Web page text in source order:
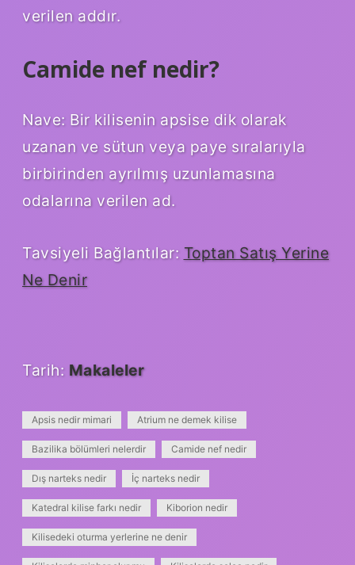
verilen addır.
Camide nef nedir?
Nave: Bir kilisenin apsise dik olarak
uzanan ve sütun veya paye sıralarıyla
birbirinden ayrılmış uzunlamasına
odalarına verilen ad.
Tavsiyeli Bağlantılar: Toptan Satış Yerine
Ne Denir
Tarih: Makaleler
Apsis nedir mimari Atrium ne demek kilise
Bazilika bölümleri nelerdir Camide nef nedir
Dış narteks nedir İç narteks nedir
Katedral kilise farkı nedir Kiborion nedir
Kilisedeki oturma yerlerine ne denir